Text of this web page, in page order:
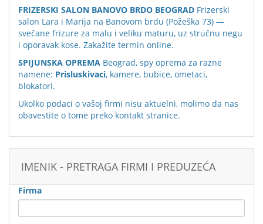
FRIZERSKI SALON BANOVO BRDO BEOGRAD Frizerski
salon Lara i Marija na Banovom brdu (Požeška 73) —
svečane frizure za malu i veliku maturu, uz stručnu negu
i oporavak kose. Zakažite termin online.
SPIJUNSKA OPREMA Beograd, spy oprema za razne
namene: Prisluskivaci, kamere, bubice, ometaci,
blokatori.
Ukolko podaci o vašoj firmi nisu aktuelni, molimo da nas
obavestite o tome preko kontakt stranice.
IMENIK - PRETRAGA FIRMI I PREDUZEĆA
Firma